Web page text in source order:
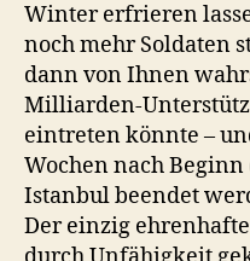
Winter erfrieren
noch mehr Soldaten
dann von Ihnen
Milliarden-
eintreten könnte –
Wochen nach
Istanbul beendet
Der einzig